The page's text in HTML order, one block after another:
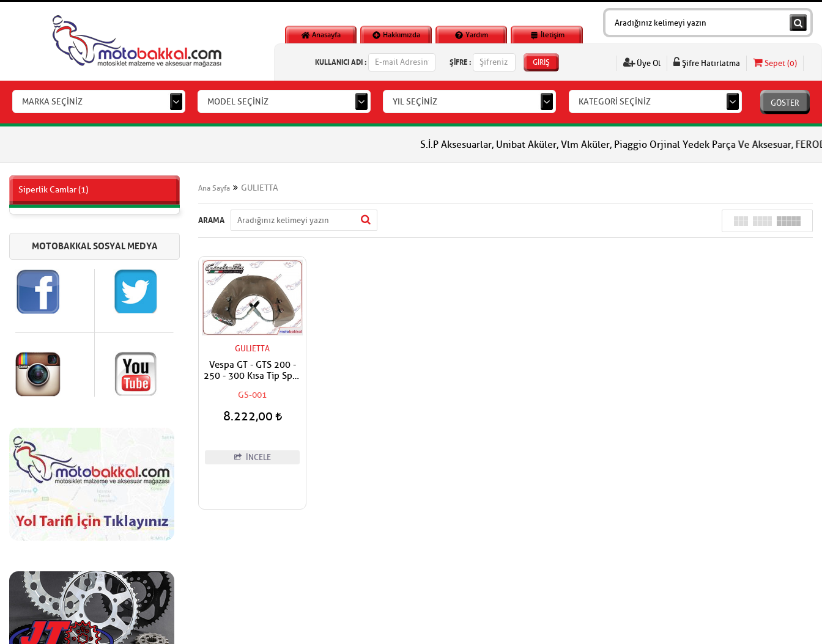
Anasayfa Hakkımızda Yardım İletişim
KULLANICI ADI : ŞİFRE : GİRİŞ Üye Ol Şifre Hatırlatma Sepet (0)
MARKA SEÇİNİZ MODEL SEÇİNİZ YIL SEÇİNİZ KATEGORİ SEÇİNİZ GÖSTER
S.İ.P Aksesuarlar, Unibat Aküler, Vlm Aküler, Piaggio Orjinal Yedek Parça Ve Aksesuar,
Siperlik Camlar (1) Ana Sayfa GULIETTA
ARAMA
GULIETTA
Vespa GT - GTS 200 -
250 - 300 Kısa Tip Spor
GS-001
8.222,00
İNCELE